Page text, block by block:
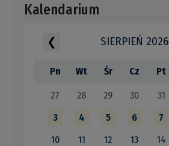
Kalendarium
❮ SIERPIEŃ 2026
Pn Wt Śr Cz Pt
27 28 29 30 31
3
4 5 6 7
10
11 12 13 14